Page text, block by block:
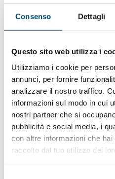
Consenso Dettagli
Questo sito web utilizza i
Utilizziamo i cookie per
annunci, per fornire
analizzare il nostro traffico.
informazioni sul modo in cui
nostri partner che si
pubblicità e social media, i
con altre informazioni che
raccolto dal tuo utilizzo dei
Per partecipare clicca il
depratocongressi.it/login/
depratocongressi.it/mod/
programma